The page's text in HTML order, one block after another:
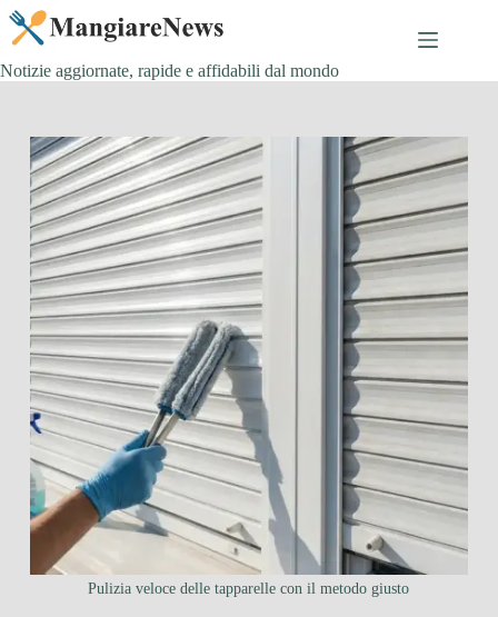
Salta
contenuto
Notizie aggiornate, rapide e affidabili dal mondo
Pulizia veloce delle tapparelle con il metodo giusto